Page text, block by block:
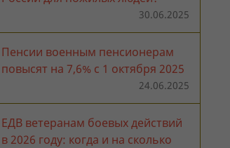
30.06.2025
Пенсии военным пенсионерам
повысят на 7,6% с 1 октября 2025
24.06.2025
ЕДВ ветеранам боевых действий
в 2026 году: когда и на сколько